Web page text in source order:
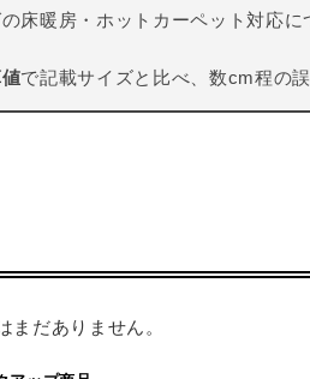
床暖房・ホットカーペット対応に
で記載サイズと比べ、数cm程の
まだありません。